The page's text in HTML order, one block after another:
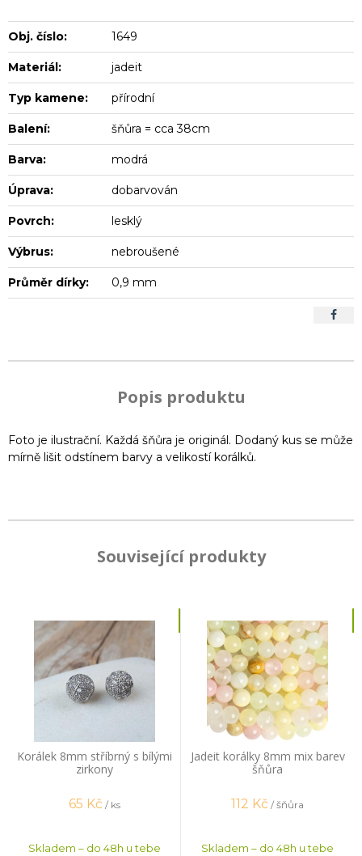
Obj. číslo: 1649
Materiál: jadeit
Typ kamene: přírodní
Balení: šňůra = cca 38cm
Barva: modrá
Úprava: dobarvován
Povrch: lesklý
Výbrus: nebroušené
Průměr dírky: 0,9 mm
Popis produktu
Foto je ilustrační. Každá šňůra je originál. Dodaný kus se může
mírně lišit odstínem barvy a velikostí korálků.
Související produkty
Korálek 8mm stříbrný s bílými
zirkony
65 Kč / ks
Skladem – do 48h u tebe
Jadeit korálky 8mm mix barev
šňůra
112 Kč / šňůra
Skladem – do 48h u tebe